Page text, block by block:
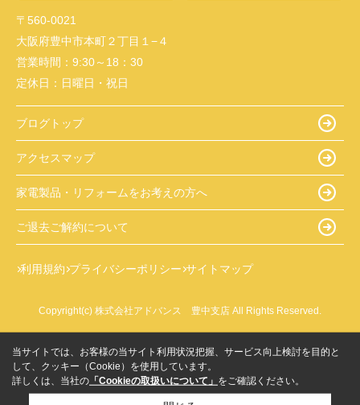
〒560-0021
大阪府豊中市本町２丁目１−４
営業時間： 9:30～18：30
定休日： 日曜日・祝日
ブログトップ
アクセスマップ
家電製品・リフォームをお考えの方へ
ご退去ご解約について
利用規約 プライバシーポリシー サイトマップ
Copyright(c) 株式会社アドバンス 豊中支店 All Rights Reserved.
当サイトでは、お客様の当サイト利用状況把握、サービス向上検討を目的と
して、クッキー（Cookie）を使用しています。
詳しくは、当社の 「Cookieの取扱いについて」 をご確認ください。